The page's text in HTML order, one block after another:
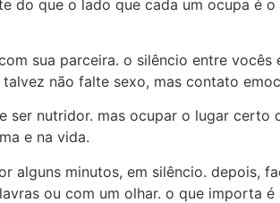
do que o lado que cada um ocupa é
sua parceira. o silêncio entre
não falte sexo, mas contato
nutridor. mas ocupar o lugar certo
e na vida.
minutos, em silêncio. depois,
ou com um olhar. o que importa